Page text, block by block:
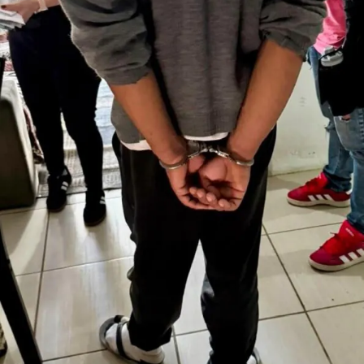
Em cumprimento ao artigo 143 do Estatuto da Criança e
do Adolescente (ECA), a identidade da vítima é
preservada e não serão divulgadas informações que
possam permitir sua identificação.
A Polícia Civil orienta que informações sobre crimes
envolvendo crianças e adolescentes podem ser
repassadas de forma anônima à Delegacia de Proteção à
Criança e ao Adolescente (DPCA) de Canoas. As
denúncias podem ser feitas pelo WhatsApp (51) 98459-
0259 ou pela linha direta (51) 3425-9056.